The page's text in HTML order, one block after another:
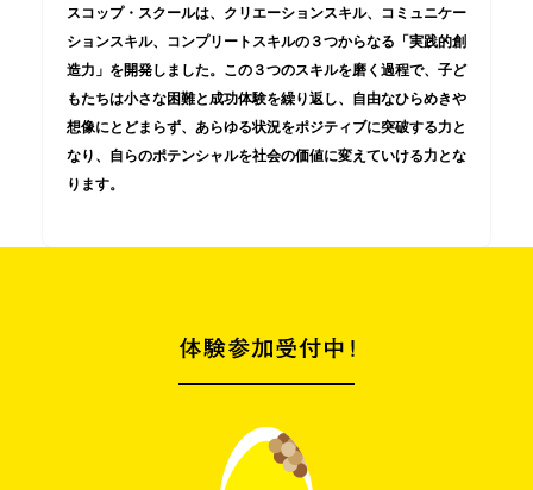
スコップ・スクールは、クリエーションスキル、コミュニケー
ションスキル、コンプリートスキルの３つからなる「実践的創
造力」を開発しました。この３つのスキルを磨く過程で、子ど
もたちは小さな困難と成功体験を繰り返し、自由なひらめきや
想像にとどまらず、あらゆる状況をポジティブに突破する力と
なり、自らのポテンシャルを社会の価値に変えていける力とな
ります。